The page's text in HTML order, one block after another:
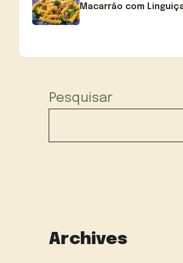
Macarrão com
Pesquisar
Archives